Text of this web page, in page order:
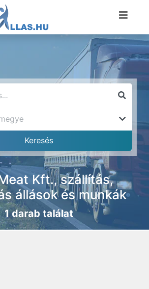
Kft., szállítás,
állások és munkák
1 darab találat